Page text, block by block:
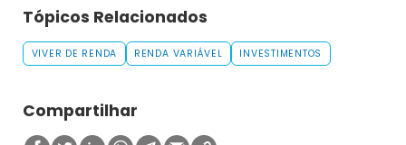
Tópicos Relacionados
VIVER DE RENDA RENDA VARIÁVEL INVESTIMENTOS
Compartilhar